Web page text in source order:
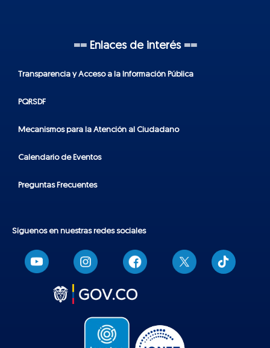
== Enlaces de interés ==
Transparencia y Acceso a la Información Pública
PQRSDF
Mecanismos para la Atención al Ciudadano
Calendario de Eventos
Preguntas Frecuentes
Síguenos en nuestras redes sociales
T
i
k